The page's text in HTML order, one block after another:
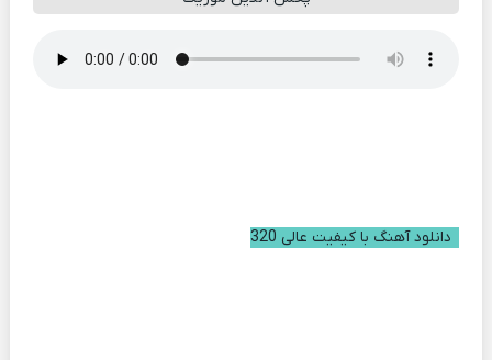
دانلود آهنگ با کیفیت عالی 320